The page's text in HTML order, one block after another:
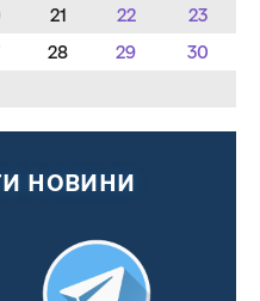
21 22
23
28 29
30
НОВИНИ